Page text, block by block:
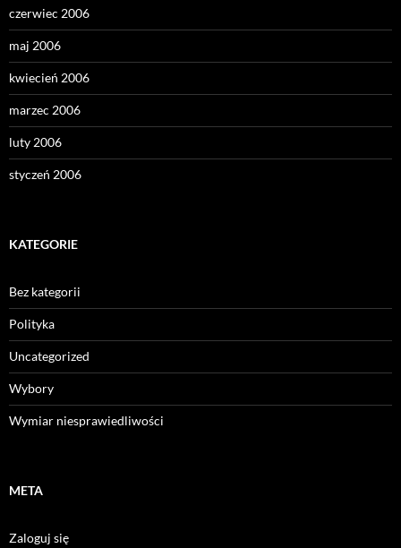
czerwiec 2006
maj 2006
kwiecień 2006
marzec 2006
luty 2006
styczeń 2006
KATEGORIE
Bez kategorii
Polityka
Uncategorized
Wybory
Wymiar niesprawiedliwości
META
Zaloguj się